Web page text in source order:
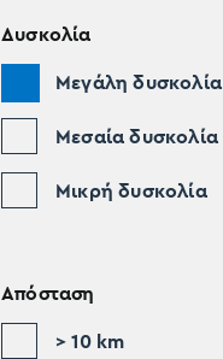
Δυσκολία
Μεγάλη δυσκολία
Μεσαία δυσκολία
Μικρή δυσκολία
Απόσταση
> 10 km